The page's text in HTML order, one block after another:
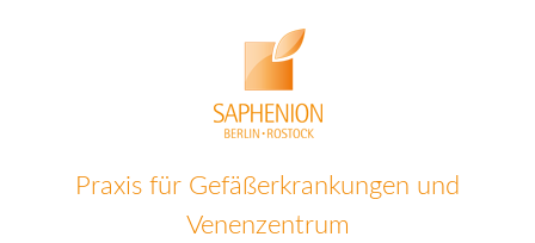
Praxis für Gefäßerkrankungen und
Venenzentrum